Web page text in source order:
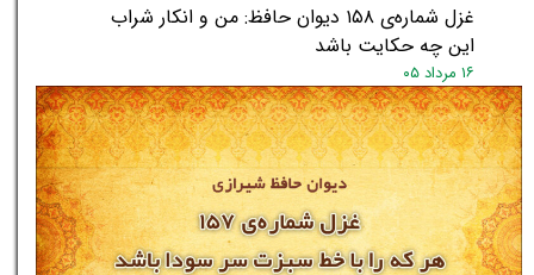
★★
غزل شماره‌ی ۱۵۸ دیوان حافظ: من و انکار شراب
این چه حکایت باشد
۱۶ مرداد ۰۵